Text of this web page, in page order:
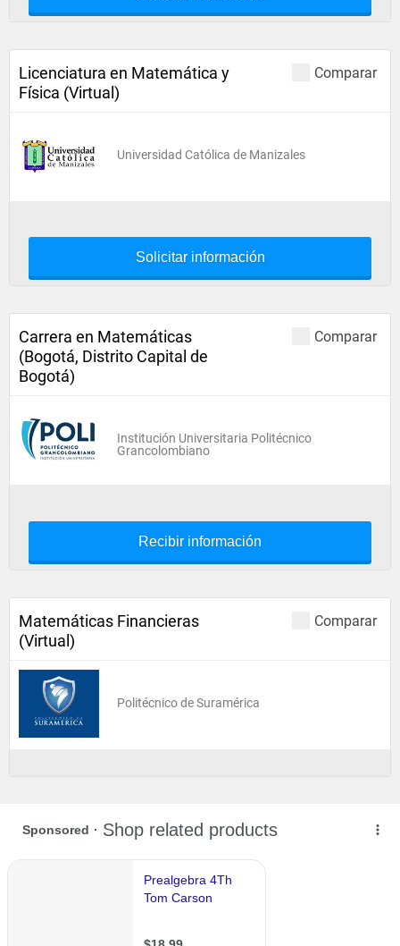
Comparar
Licenciatura en Matemática y
Física (Virtual)
Universidad Católica de Manizales
Solicitar información
Comparar
Carrera en Matemáticas
(Bogotá, Distrito Capital de
Bogotá)
Institución Universitaria Politécnico
Grancolombiano
Recibir información
Comparar
Matemáticas Financieras
(Virtual)
Politécnico de Suramérica